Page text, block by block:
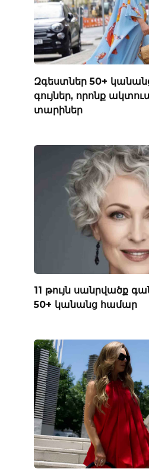
Զգեստներ 50+
գույներ, որոնք
տարիներ
11 թույն սանրվածք
50+ կանանց համար